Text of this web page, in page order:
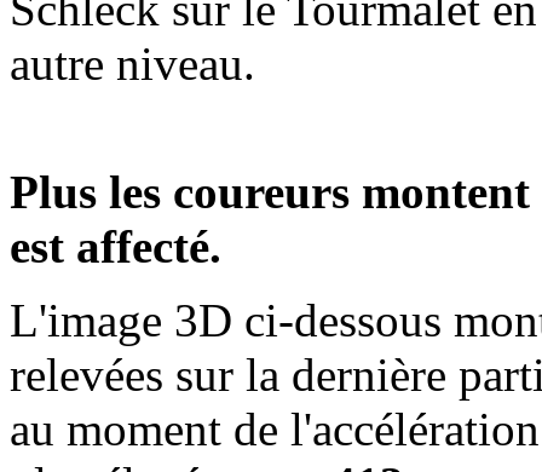
autre niveau.
Plus les coureurs
est affecté.
L'image 3D ci-dessous
relevées sur la dernière
au moment de